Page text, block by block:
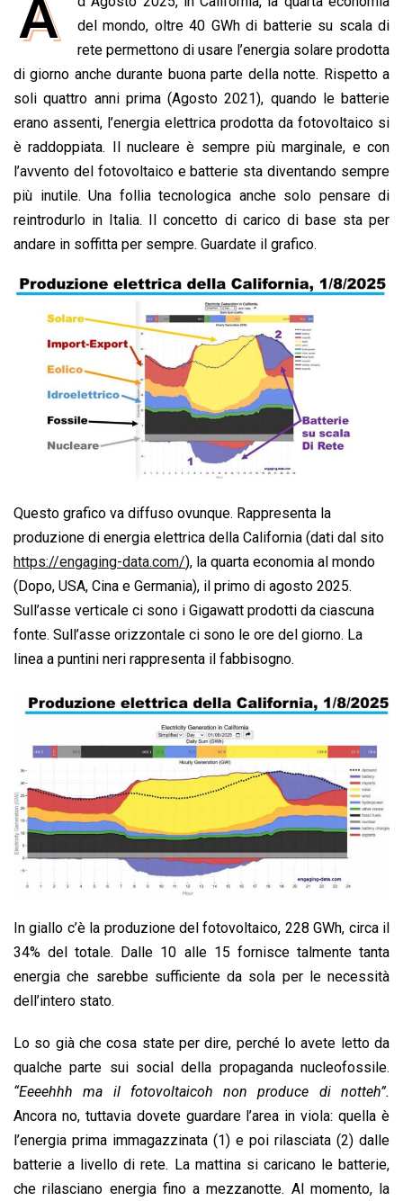
o
k
A
p
p
d
I
n
d
s
i
n
k
A
del mondo, oltre 40 GWh di batterie su scala di
rete permettono di usare l’energia solare prodotta
di giorno anche durante buona parte della notte. Rispetto a
soli quattro anni prima (Agosto 2021), quando le batterie
erano assenti, l’energia elettrica prodotta da fotovoltaico si
è raddoppiata. Il nucleare è sempre più marginale, e con
l’avvento del fotovoltaico e batterie sta diventando sempre
più inutile. Una follia tecnologica anche solo pensare di
reintrodurlo in Italia. Il concetto di carico di base sta per
andare in soffitta per sempre. Guardate il grafico.
Questo grafico va diffuso ovunque. Rappresenta la
produzione di energia elettrica della California (dati dal sito
https://engaging-data.com/), la quarta economia al mondo
(Dopo, USA, Cina e Germania), il primo di agosto 2025.
Sull’asse verticale ci sono i Gigawatt prodotti da ciascuna
fonte. Sull’asse orizzontale ci sono le ore del giorno. La
linea a puntini neri rappresenta il fabbisogno.
In giallo c’è la produzione del fotovoltaico, 228 GWh, circa il
34% del totale. Dalle 10 alle 15 fornisce talmente tanta
energia che sarebbe sufficiente da sola per le necessità
dell’intero stato.
Lo so già che cosa state per dire, perché lo avete letto da
qualche parte sui social della propaganda nucleofossile.
“Eeeehhh ma il fotovoltaicoh non produce di notteh”.
Ancora no, tuttavia dovete guardare l’area in viola: quella è
l’energia prima immagazzinata (1) e poi rilasciata (2) dalle
batterie a livello di rete. La mattina si caricano le batterie,
che rilasciano energia fino a mezzanotte. Al momento, la